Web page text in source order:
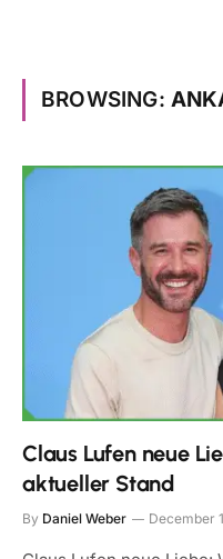
BROWSING:
Claus Lufen neue
aktueller Stand
By Daniel Weber December